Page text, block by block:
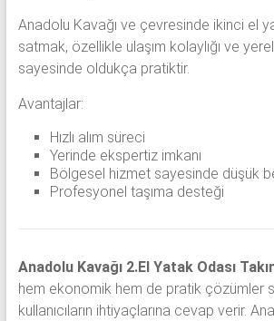
Anadolu Kavağı ve çevresinde ikinci el
satmak, özellikle ulaşım kolaylığı ve
sayesinde oldukça pratiktir.
Avantajlar:
Hızlı alım süreci
Yerinde ekspertiz imkanı
Bölgesel hizmet sayesinde düşük
Profesyonel taşıma desteği
Anadolu Kavağı 2.El Yatak Odası
hem ekonomik hem de pratik çözümler
kullanıcıların ihtiyaçlarına cevap verir.